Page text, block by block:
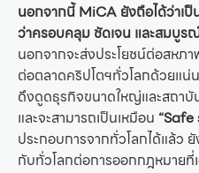
นอกจากนี้ MiCA ยังถือได้ว่าเ
ว่าครอบคลุม ชัดเจน และสมบู
นอกจากจะส่งประโยชน์ต่อสหภ
ต่อตลาดคริปโตฯทั่วโลกด้วยแน่
ดึงดูดธุรกิจขนาดใหญ่และสถาบั
และจะสามารถเป็นเหมือน
ประกอบการจากทั่วโลกได้แล้ว
กับทั่วโลกต่อการออกกฎหมายที่